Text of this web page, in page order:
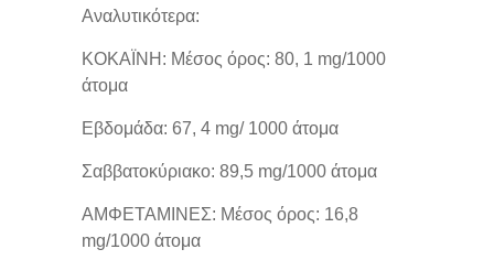
Αναλυτικότερα:
KOKAΪNH: Μέσος όρος: 80, 1 mg/1000
άτομα
Eβδομάδα: 67, 4 mg/ 1000 άτομα
Σαββατοκύριακο: 89,5 mg/1000 άτομα
ΑΜΦΕΤΑΜΙΝΕΣ: Μέσος όρος: 16,8
mg/1000 άτομα